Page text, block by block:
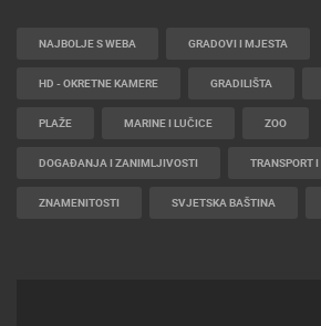
NAJBOLJE S WEBA GRADOVI I MJESTA
HD - OKRETNE KAMERE GRADILIŠTA
PLAŽE MARINE I LUČICE ZOO
DOGAĐANJA I ZANIMLJIVOSTI TRANSPORT
ZNAMENITOSTI SVJETSKA BAŠTINA